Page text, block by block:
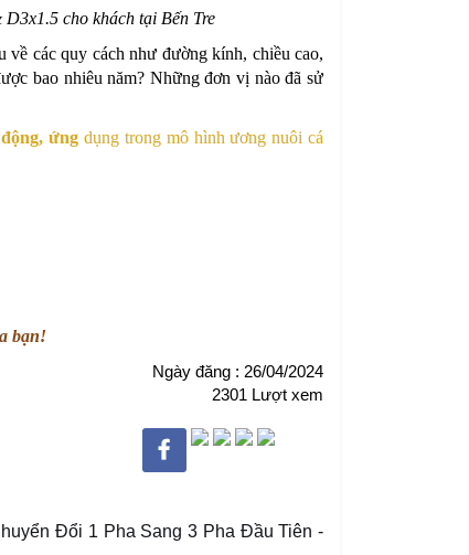
cho khách tại Bến Tre
về các quy cách như đường kính, chiều cao,
bao nhiêu năm? Những đơn vị nào đã sử
ứngdụng trong mô hình ương nuôi cá
bạn!
Ngày đăng : 26/04/2024
2301 Lượt xem
Đổi 1 Pha Sang 3 Pha Đầu Tiên -